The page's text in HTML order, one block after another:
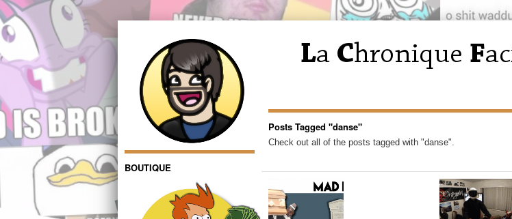
BOUTIQUE
Posts Tagged "danse"
Check out all of the posts tagged with "danse".